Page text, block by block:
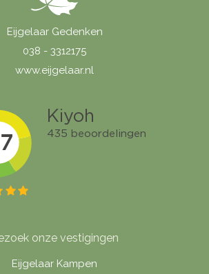
Eijgelaar Gedenken
038 - 3312175
www.eijgelaar.nl
onze vestigingen
Eijgelaar Kampen